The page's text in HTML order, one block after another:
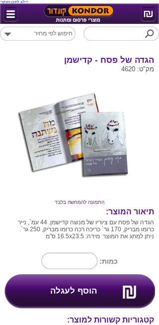
דילוג לתוכן העיקרי
הגדה של פסח - קדישמן
מק"ט: 4620
התמונה להמחשה בלבד
תיאור המוצר:
הגדה של פסח עם ציוריו של מנשה קדישמן. 44 עמ`, נייר
כרומו מבריק, 170 גר` כריכה רכה כרומו מבריק, 250 גר`.
ניתן למתג את המוצר מידה: 16.5x23.5 ס"מ
כמות:
קטגוריות קשורות למוצר: